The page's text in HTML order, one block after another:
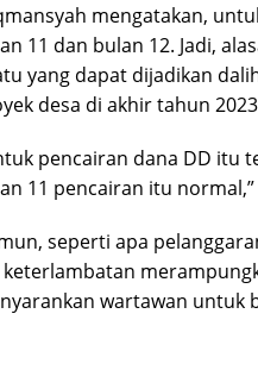
mengatakan,
11 dan bulan 12. Jadi,
yang dapat dijadikan
desa di akhir tahun
pencairan dana DD itu
11 pencairan itu
seperti apa
keterlambatan
wartawan untuk